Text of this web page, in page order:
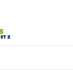
BIO
:
ÊTRE